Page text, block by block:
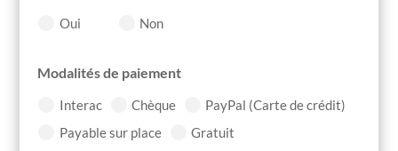
Oui Non
Modalités de paiement
Interac Chèque
PayPal (Carte de crédit)
Payable sur place
Gratuit